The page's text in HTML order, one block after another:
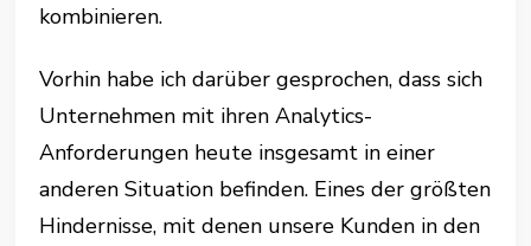
kombinieren.
Vorhin habe ich darüber gesprochen, dass sich
Unternehmen mit ihren Analytics-
Anforderungen heute insgesamt in einer
anderen Situation befinden. Eines der größten
Hindernisse, mit denen unsere Kunden in den